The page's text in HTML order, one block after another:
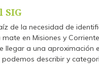
SIG
de la necesidad de
en Misiones y
llegar a una aproximación
podemos describir y